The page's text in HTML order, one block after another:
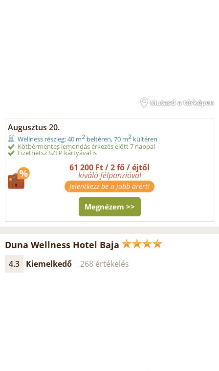
Mutasd a térképen
Augusztus 20.
Wellness részleg: 40 m2 beltéren, 70 m2 kültéren
Kötbérmentes lemondás érkezés előtt 7 nappal
Fizethetsz SZÉP kártyával is
61 200 Ft / 2 fő / éjtől
kiváló félpanzióval
Jelentkezz be a jobb árért!
Megnézem >>
Duna Wellness Hotel Baja
4.3 Kiemelkedő 268 értékelés